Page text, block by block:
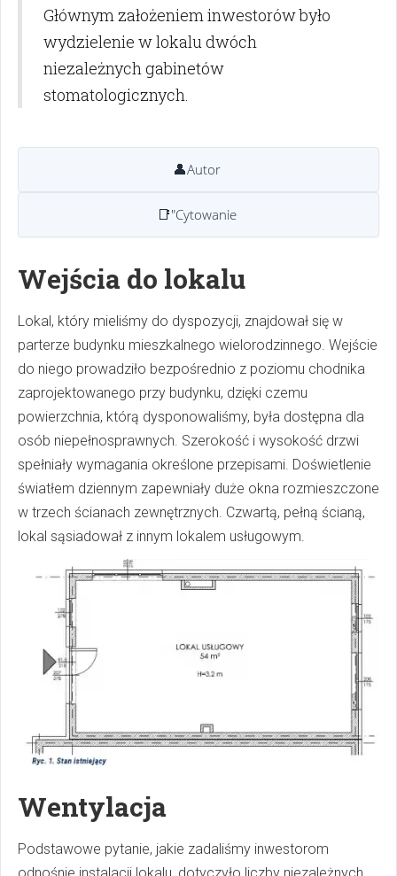
Głównym założeniem inwestorów było
wydzielenie w lokalu dwóch
niezależnych gabinetów
stomatologicznych.
👤Autor
📑"Cytowanie
Wejścia do lokalu
Lokal, który mieliśmy do dyspozycji, znajdował się w
parterze budynku mieszkalnego wielorodzinnego. Wejście
do niego prowadziło bezpośrednio z poziomu chodnika
zaprojektowanego przy budynku, dzięki czemu
powierzchnia, którą dysponowaliśmy, była dostępna dla
osób niepełnosprawnych. Szerokość i wysokość drzwi
spełniały wymagania określone przepisami. Doświetlenie
światłem dziennym zapewniały duże okna rozmieszczone
w trzech ścianach zewnętrznych. Czwartą, pełną ścianą,
lokal sąsiadował z innym lokalem usługowym.
Wentylacja
Podstawowe pytanie, jakie zadaliśmy inwestorom